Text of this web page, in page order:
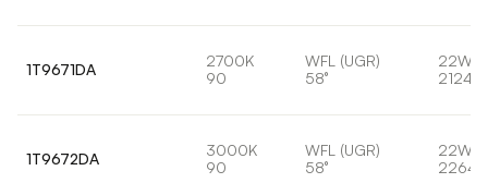
1T9671DA
2700K
90
WFL (UGR)
58°
22W
2124lm
1T9672DA
3000K
90
WFL (UGR)
58°
22W